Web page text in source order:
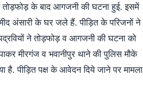
में तोड़फोड़ के बाद आगजनी की घटना हुई. इसमें
अंसारी के घर जले हैं. पीड़ित के परिजनों ने
ने तोड़फोड़ व आगजनी की घटना को
मीरगंज व भवानीपुर थाने की पुलिस मौके
है. पीड़ित पक्ष के आवेदन दिये जाने पर मामला